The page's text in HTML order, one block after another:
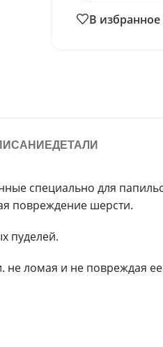
В избранное
ДЕТАЛИ
специально для
повреждение шерсти.
пуделей.
не ломая и не повреждая